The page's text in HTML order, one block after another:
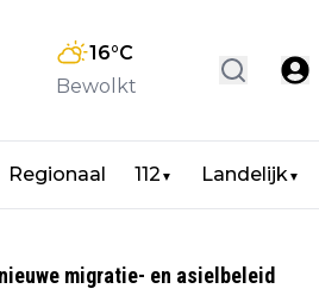
16°C
Bewolkt
Regionaal 112 ▼ Landelijk▼
migratie- en asielbeleid